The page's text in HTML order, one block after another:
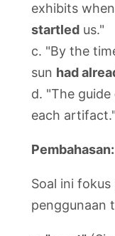
exhibits
startled us."
c. "By the
sun had
d. "The guide
each artifact."
Pembahasan:
Soal ini
penggunaan